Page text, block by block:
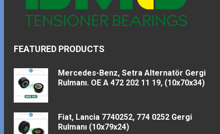
FEATURED PRODUCTS
Mercedes-Benz, Setra Alternatör Gergi
Rulmanı. OE A 472 202 11 19, (10x70x34)
Fiat, Lancia 7740252, 774 0252 Gergi
Rulmanı (10x79x24)